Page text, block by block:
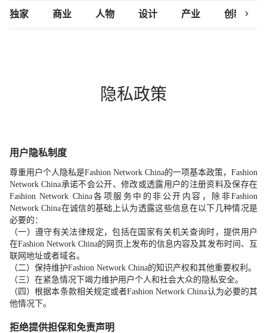
独家 商业 人物 设计 产业 创新研究
chevron_right
隐私政策
用户隐私制度
尊重用户个人隐私是Fashion Network China的一项基本政策， Fashion
Network China承诺不会公开、修改或透露用户的注册资料及保存在
Fashion Network China各项服务中的非公开内容，除非Fashion
Network China在诚信的基础上认为透露这些信息在以下几种情况是
必要的：
（一）遵守有关法律规定，包括在国家有关机关查询时，提供用户
在Fashion Network China的网页上发布的信息内容及其发布时间、互
联网地址或者域名。
（二）保持维护Fashion Network China的知识产权和其他重要权利。
（三）在紧急情况下竭力维护用户个人和社会大众的隐私安全。
（四）根据本条款相关规定或者Fashion Network China认为必要的其
他情况下。
拒绝提供担保和免责声明